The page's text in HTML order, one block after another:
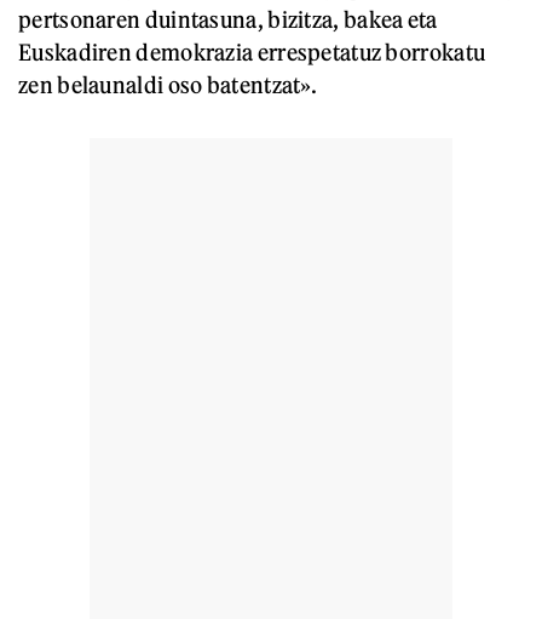
pertsonaren duintasuna, bizitza, bakea eta
Euskadiren demokrazia errespetatuz borrokatu
zen belaunaldi oso batentzat».